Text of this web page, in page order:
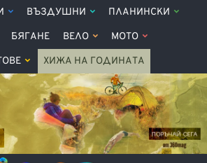
ВЪЗДУШНИ ПЛАНИНСКИ
БЯГАНЕ ВЕЛО МОТО
ХИЖА НА ГОДИНАТА